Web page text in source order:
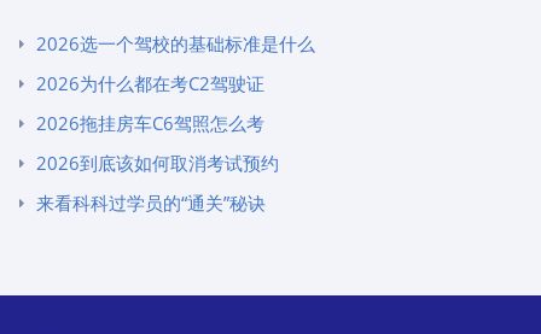
2026选一个驾校的基础标准是什么
2026为什么都在考C2驾驶证
2026拖挂房车C6驾照怎么考
2026到底该如何取消考试预约
来看科科过学员的“通关”秘诀